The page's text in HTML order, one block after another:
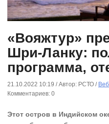
«Вояжтур»
Ланку:
отели,
21.10.2022 10:19 /Автор: РСТО /
Комментариев: 0
Этот остров в Индийском